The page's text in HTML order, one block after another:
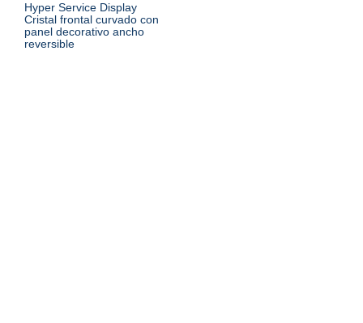
Hyper Service Display
Cristal frontal curvado con
panel decorativo ancho
reversible